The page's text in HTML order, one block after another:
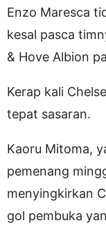
Enzo Maresca
kesal pasca
& Hove Albion
Kerap kali
tepat sasaran.
Kaoru Mitoma,
pemenang
menyingkirkan
gol pembuka